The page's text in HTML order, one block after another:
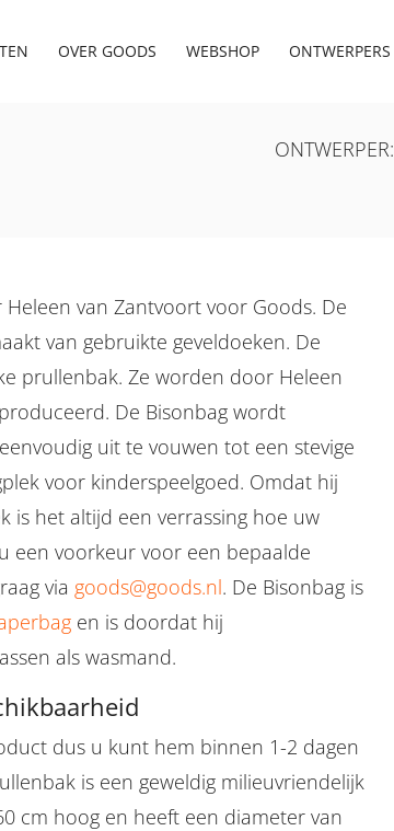
OVER GOODS WEBSHOP ONTWERPERS
ONTWERPER:
van Zantvoort voor Goods. De
van gebruikte geveldoeken. De
prullenbak. Ze worden door Heleen
De Bisonbag wordt
uit te vouwen tot een stevige
voor kinderspeelgoed. Omdat hij
is het altijd een verrassing hoe uw
een voorkeur voor een bepaalde
via goods@goods.nl. De Bisonbag is
en is doordat hij
als wasmand.
dus u kunt hem binnen 1-2 dagen
is een geweldig milieuvriendelijk
cm hoog en heeft een diameter van